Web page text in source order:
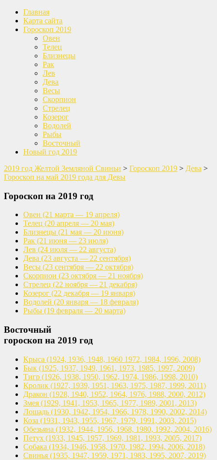
Главная
Карта сайта
Гороскоп 2019
Овен
Телец
Близнецы
Рак
Лев
Дева
Весы
Скорпион
Стрелец
Козерог
Водолей
Рыбы
Восточный
Новый год 2019
2019 год Желтой Земляной Свиньи > Гороскоп 2019 > Дева >
Гороскоп на май 2019 года для Девы
Гороскоп на 2019 год
Овен (21 марта — 19 апреля)
Телец (20 апреля — 20 мая)
Близнецы (21 мая — 20 июня)
Рак (21 июня — 23 июля)
Лев (24 июля — 22 августа)
Дева (23 августа — 22 сентября)
Весы (23 сентября — 22 октября)
Скорпион (23 октября — 21 ноября)
Стрелец (22 ноября — 21 декабря)
Козерог (22 декабря — 19 января)
Водолей (20 января — 18 февраля)
Рыбы (19 февраля — 20 марта)
Восточный
гороскоп на 2019 год
Крыса (1924, 1936, 1948, 1960 1972, 1984, 1996, 2008)
Бык (1925, 1937, 1949, 1961, 1973, 1985, 1997, 2009)
Тигр (1926, 1938, 1950, 1962, 1974, 1986, 1998, 2010)
Кролик (1927, 1939, 1951, 1963, 1975, 1987, 1999, 2011)
Дракон (1928, 1940, 1952, 1964, 1976, 1988, 2000, 2012)
Змея (1929, 1941, 1953, 1965, 1977, 1989, 2001, 2013)
Лошадь (1930, 1942, 1954, 1966, 1978, 1990, 2002, 2014)
Коза (1931, 1943, 1955, 1967, 1979, 1991, 2003, 2015)
Обезьяна (1932, 1944, 1956, 1968, 1980, 1992, 2004, 2016)
Петух (1933, 1945, 1957, 1969, 1981, 1993, 2005, 2017)
Собака (1934, 1946, 1958, 1970, 1982, 1994, 2006, 2018)
Свинья (1935, 1947, 1959, 1971, 1983, 1995, 2007, 2019)